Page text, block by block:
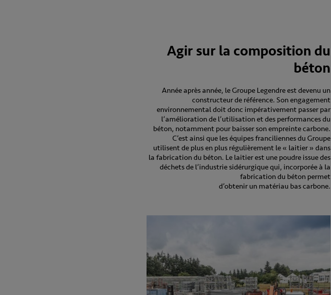
Agir sur la composition du
béton
Année après année, le Groupe Legendre est devenu un
constructeur de référence. Son engagement
environnemental doit donc impérativement passer par
l’amélioration de l’utilisation et des performances du
béton, notamment pour baisser son empreinte carbone.
C’est ainsi que les équipes franciliennes du Groupe
utilisent de plus en plus régulièrement le « laitier » dans
la fabrication du béton. Le laitier est une poudre issue des
déchets de l’industrie sidérurgique qui, incorporée à la
fabrication du béton permet
d’obtenir un matériau bas carbone.